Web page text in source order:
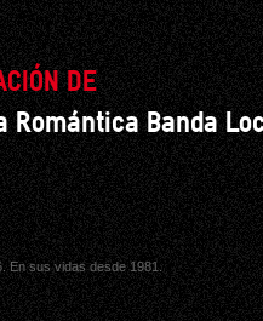
DE
Romántica Banda
En sus vidas desde 1981.